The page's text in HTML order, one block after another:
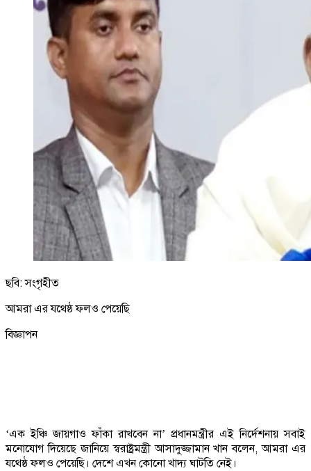
ছবি: সংগৃহীত
আমরা এর যথেষ্ঠ ফলও পেয়েছি
বিজ্ঞাপন
‘এক ইঞ্চি জায়গাও ফাঁকা রাখবেন না’ প্রধানমন্ত্রীর এই নির্দেশনায় সবাই
মনোযোগ দিয়েছে জানিয়ে স্বরাষ্ট্রমন্ত্রী আসাদুজ্জামান খান বলেন, আমরা এর
যথেষ্ঠ ফলও পেয়েছি। দেশে এখন কোনো খাদ্য ঘাটতি নেই।